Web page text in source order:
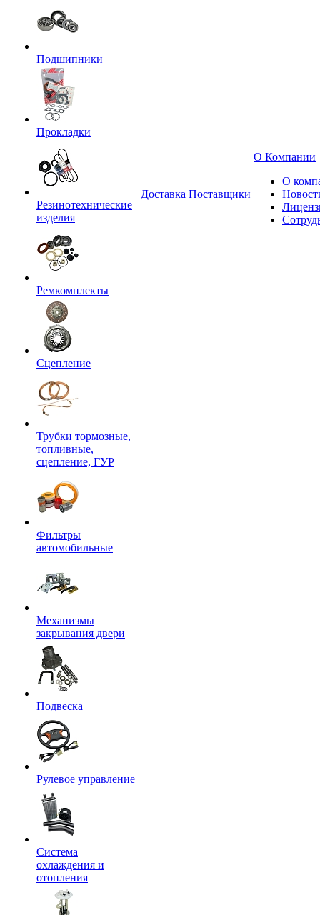
Подшипники
Прокладки
Резинотехнические
изделия
Ремкомплекты
Сцепление
Трубки тормозные,
топливные,
сцепление, ГУР
Фильтры
автомобильные
Механизмы
закрывания двери
Подвеска
Рулевое управление
Система
охлаждения и
отопления
Доставка Поставщики
О Компании
О